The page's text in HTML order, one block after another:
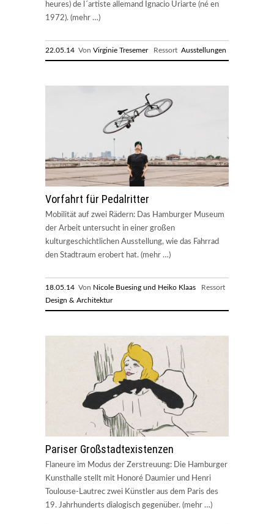
heures) de l´artiste allemand Ignacio Uriarte (né en
1972). (mehr …)
22.05.14 Von Virginie TresemerRessort Ausstellungen
Vorfahrt für Pedalritter
Mobilität auf zwei Rädern: Das Hamburger Museum
der Arbeit untersucht in einer großen
kulturgeschichtlichen Ausstellung, wie das Fahrrad
den Stadtraum erobert hat. (mehr …)
18.05.14 Von Nicole Buesing und Heiko Klaas Ressort
Design & Architektur
Pariser Großstadtexistenzen
Flaneure im Modus der Zerstreuung: Die Hamburger
Kunsthalle stellt mit Honoré Daumier und Henri
Toulouse-Lautrec zwei Künstler aus dem Paris des
19. Jahrhunderts dialogisch gegenüber. (mehr …)